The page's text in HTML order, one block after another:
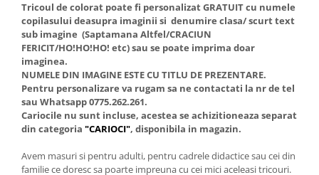
Tricoul de colorat poate fi personalizat GRATUIT cu numele
copilasului deasupra imaginii si denumire clasa/ scurt text
sub imagine (Saptamana Altfel/CRACIUN
FERICIT/HO!HO!HO! etc) sau se poate imprima doar
imaginea.
NUMELE DIN IMAGINE ESTE CU TITLU DE PREZENTARE.
Pentru personalizare va rugam sa ne contactati la nr de tel
sau Whatsapp 0775.262.261.
Cariocile nu sunt incluse, acestea se achizitioneaza separat
din categoria "CARIOCI", disponibila in magazin.
Avem masuri si pentru adulti, pentru cadrele didactice sau cei din
familie ce doresc sa poarte impreuna cu cei mici aceleasi tricouri.